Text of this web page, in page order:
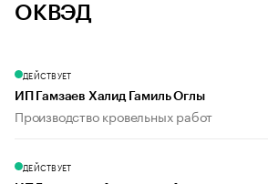
ОКВЭД
ДЕЙСТВУЕТ
ИП Гамзаев Халид Гамиль Оглы
Производство кровельных работ
ДЕЙСТВУЕТ